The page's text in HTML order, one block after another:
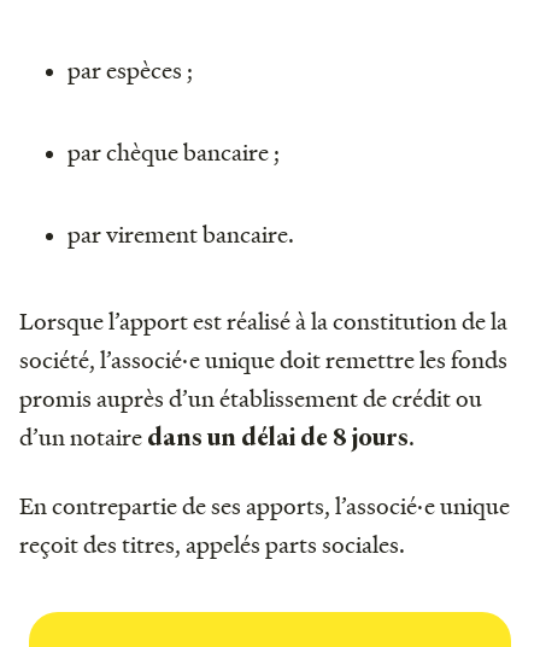
par espèces ;
par chèque bancaire ;
par virement bancaire.
Lorsque l’apport est réalisé à la constitution de la
société, l’associé·e unique doit remettre les fonds
promis auprès d’un établissement de crédit ou
d’un notaire dans un délai de 8 jours.
En contrepartie de ses apports, l’associé·e unique
reçoit des titres, appelés parts sociales.